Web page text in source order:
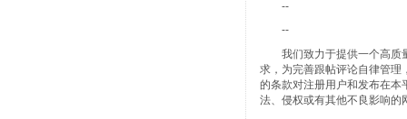
--
--
我们致力于提供一个高质量
求，为完善跟帖评论自律管理
的条款对注册用户和发布在本
法、侵权或有其他不良影响的